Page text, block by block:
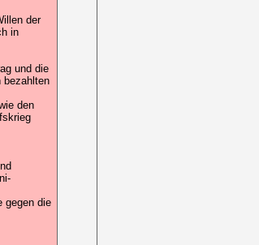
der
in
und die
bezahlten
den
gegen die